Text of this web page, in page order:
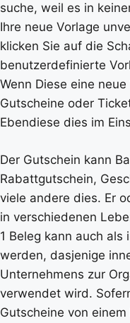
suche, weil es in
Ihre neue Vorlage
klicken Sie auf die
benutzerdefinierte
Wenn Diese eine
Gutscheine oder
Ebendiese dies im
Der Gutschein kann
Rabattgutschein,
viele andere dies. Er
in verschiedenen
1 Beleg kann auch
werden, dasjenige
Unternehmens zur
verwendet wird.
Gutscheine von